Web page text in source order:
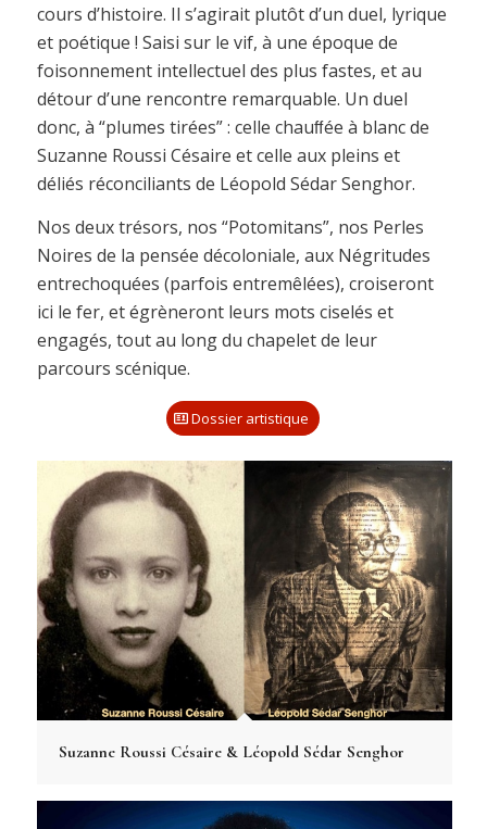
cours d’histoire. Il s’agirait plutôt d’un duel, lyrique
et poétique ! Saisi sur le vif, à une époque de
foisonnement intellectuel des plus fastes, et au
détour d’une rencontre remarquable. Un duel
donc, à “plumes tirées” : celle chauﬀée à blanc de
Suzanne Roussi Césaire et celle aux pleins et
déliés réconciliants de Léopold Sédar Senghor.
Nos deux trésors, nos “Potomitans”, nos Perles
Noires de la pensée décoloniale, aux Négritudes
entrechoquées (parfois entremêlées), croiseront
ici le fer, et égrèneront leurs mots ciselés et
engagés, tout au long du chapelet de leur
parcours scénique.
Dossier artistique
Suzanne Roussi Césaire & Léopold Sédar Senghor